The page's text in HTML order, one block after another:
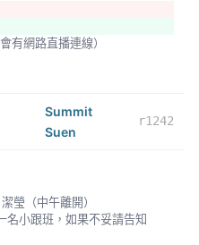
有網路直播連線）
Summit
Suen
r1242
瑩（中午離開）